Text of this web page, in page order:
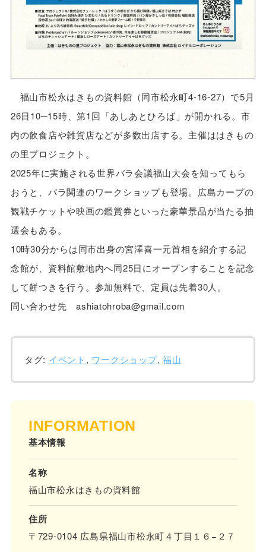
福山市松永はきもの資料館（同市松永町4-16-27）で5月
26日10─15時、第1回「あしあとひろば」が開かれる。市
内の飲食店や雑貨店などが多数出店する。主催ははきもの
の里プロジェクト。
2025年に実施される世界バラ会議福山大会を知ってもら
おうと、バラ関連のワークショップも登場。広島カープの
観戦チケットや映画の鑑賞券といった豪華景品が当たる抽
選会もある。
10時30分からは同市出身の宮澤喜一元首相を紹介する記
念館が、資料館敷地内へ同25日にオープンすることを記念
して餅つきを行う。参加無料で、定員は先着30人。
問い合わせ先 ashiatohroba@gmail.com
タグ: イベント , ワークショップ,福山
INFORMATION
基本情報
名称
福山市松永はきもの資料館
住所
〒729-0104 広島県福山市松永町４丁目１６−２７